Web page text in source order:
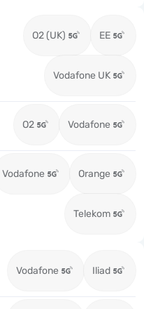
O2 (UK) EE
Vodafone UK
O2 Vodafone
Vodafone Orange
Telekom
Vodafone Iliad